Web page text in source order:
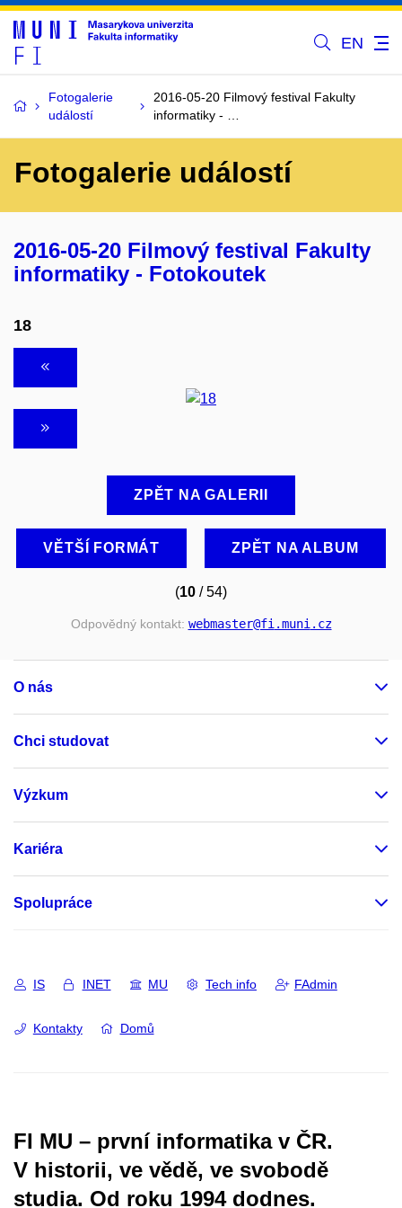
EN
Fotogalerie
událostí
2016-05-20 Filmový festival Fakulty
informatiky - …
Fotogalerie událostí
2016-05-20 Filmový festival Fakulty
informatiky - Fotokoutek
18
ZPĚT NA GALERII
VĚTŠÍ FORMÁT ZPĚT NA ALBUM
(10 / 54)
Odpovědný kontakt: webmaster@fi.muni.cz
O nás
Chci studovat
Výzkum
Kariéra
Spolupráce
IS INET MU Tech info FAdmin
Kontakty Domů
FI MU – první informatika v ČR.
V historii, ve vědě, ve svobodě
studia. Od roku 1994 dodnes.